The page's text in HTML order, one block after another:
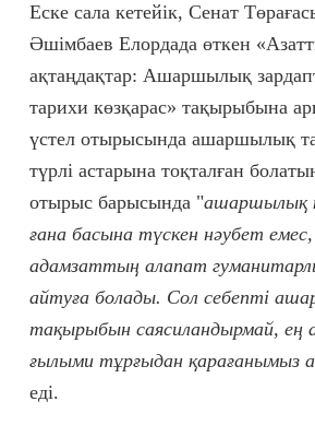
Еске сала кетейік, Сенат
Әшімбаев Елордада өткен
ақтаңдақтар: Ашаршылық
тарихи көзқарас» тақырыбына
үстел отырысында ашаршылық
түрлі астарына тоқталған
отырыс барысында "ашаршылық
ғана басына түскен нәубет
адамзаттың алапат
айтуға болады. Сол себепті
тақырыбын саясиландырмай, ең
ғылыми тұрғыдан қарағанымыз
еді.